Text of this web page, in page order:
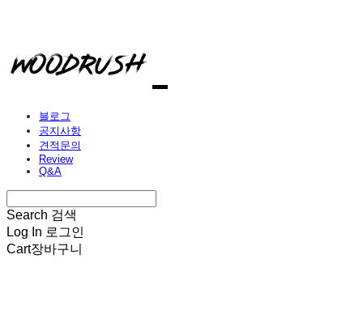
블로그
공지사항
견적문의
Review
Q&A
Search 검색
Log In 로그인
Cart장바구니